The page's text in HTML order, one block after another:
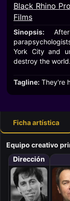
Black Rhino
Films
Sinopsis:
York City and
destroy the world.
Tagline: They're
Ficha artística
Equipo creativo
Dirección